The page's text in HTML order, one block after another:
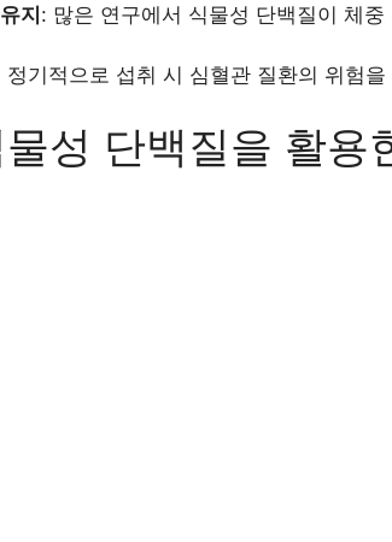
지: 많은 연구에서 식물성 단백질이 체
정기적으로 섭취 시 심혈관 질환의 위험
성 단백질을 활용